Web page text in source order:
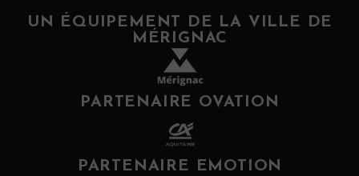
UN ÉQUIPEMENT DE LA VILLE DE
MÉRIGNAC
PARTENAIRE OVATION
PARTENAIRE EMOTION